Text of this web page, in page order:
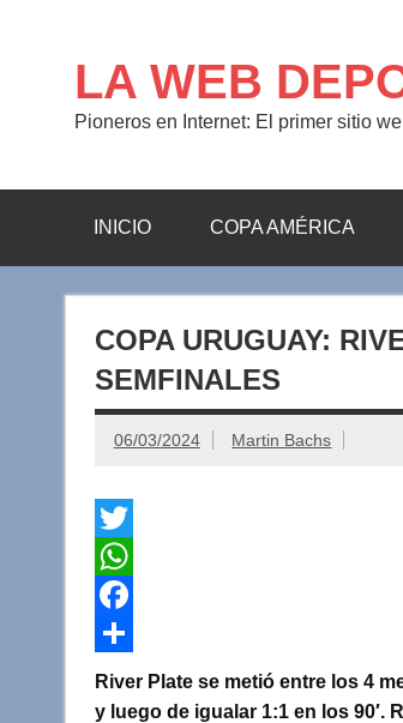
LA WEB
Pioneros en Internet: El primer sitio
INICIO COPA AMÉRICA
COPA URUGUAY:
SEMFINALES
06/03/2024 Martin Bachs
T
w
t
t
W
h
a
t
F
a
c
C
o
River Plate se metió entre los 4
y luego de igualar 1:1 en los 90′.